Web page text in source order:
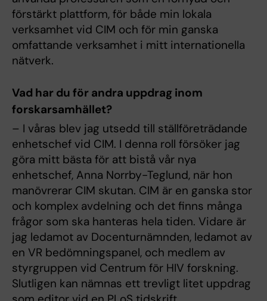
förstärkt plattform, för både min lokala
verksamhet vid CIM och för min ganska
omfattande verksamhet i mitt internationella
nätverk.
Vad har du för andra uppdrag inom
forskarsamhället?
– I våras blev jag utsedd till ställföreträdande
enhetschef vid CIM. I denna roll försöker jag
göra mitt bästa för att bistå vår nya
enhetschef, Anna Norrby-Teglund, när hon
manövrerar CIM skutan. CIM är en ganska stor
och komplex avdelning och det finns många
frågor som ska hanteras hela tiden. Vidare är
jag ledamot av Docenturnämnden, ledamot av
en VR bedömningspanel, och medlem av
styrgruppen vid Centrum för HIV forskning.
Slutligen kan nämnas ett trevligt litet uppdrag